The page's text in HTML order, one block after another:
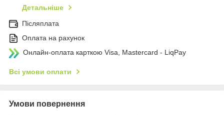
Детальніше
Післяплата
Оплата на рахунок
Онлайн-оплата карткою Visa, Mastercard - LiqPay
Всі умови оплати
Умови повернення